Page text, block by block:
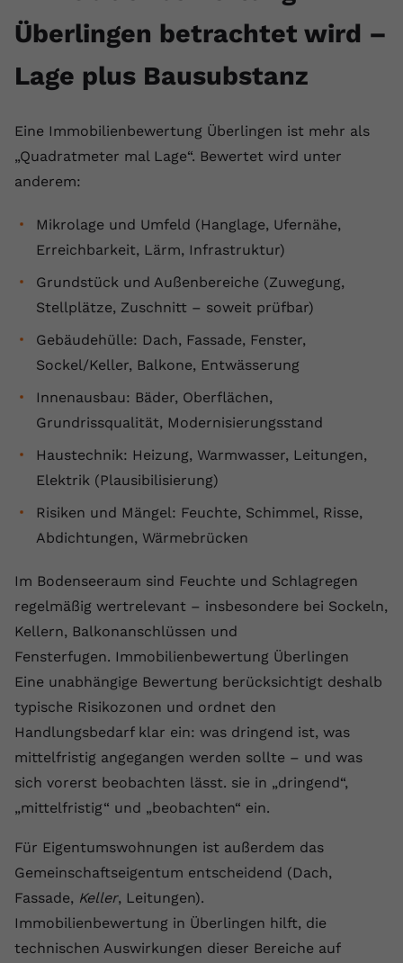
Überlingen betrachtet wird –
Lage plus Bausubstanz
Eine Immobilienbewertung Überlingen ist mehr als
„Quadratmeter mal Lage“. Bewertet wird unter
anderem:
Mikrolage und Umfeld (Hanglage, Ufernähe,
Erreichbarkeit, Lärm, Infrastruktur)
Grundstück und Außenbereiche (Zuwegung,
Stellplätze, Zuschnitt – soweit prüfbar)
Gebäudehülle: Dach, Fassade, Fenster,
Sockel/Keller, Balkone, Entwässerung
Innenausbau: Bäder, Oberflächen,
Grundrissqualität, Modernisierungsstand
Haustechnik: Heizung, Warmwasser, Leitungen,
Elektrik (Plausibilisierung)
Risiken und Mängel: Feuchte, Schimmel, Risse,
Abdichtungen, Wärmebrücken
Im Bodenseeraum sind Feuchte und Schlagregen
regelmäßig wertrelevant – insbesondere bei Sockeln,
Kellern, Balkonanschlüssen und
Fensterfugen. Immobilienbewertung Überlingen
Eine unabhängige Bewertung berücksichtigt deshalb
typische Risikozonen und ordnet den
Handlungsbedarf klar ein: was dringend ist, was
mittelfristig angegangen werden sollte – und was
sich vorerst beobachten lässt. sie in „dringend“,
„mittelfristig“ und „beobachten“ ein.
Für Eigentumswohnungen ist außerdem das
Gemeinschaftseigentum entscheidend (Dach,
Fassade, Keller, Leitungen).
Immobilienbewertung in Überlingen hilft, die
technischen Auswirkungen dieser Bereiche auf